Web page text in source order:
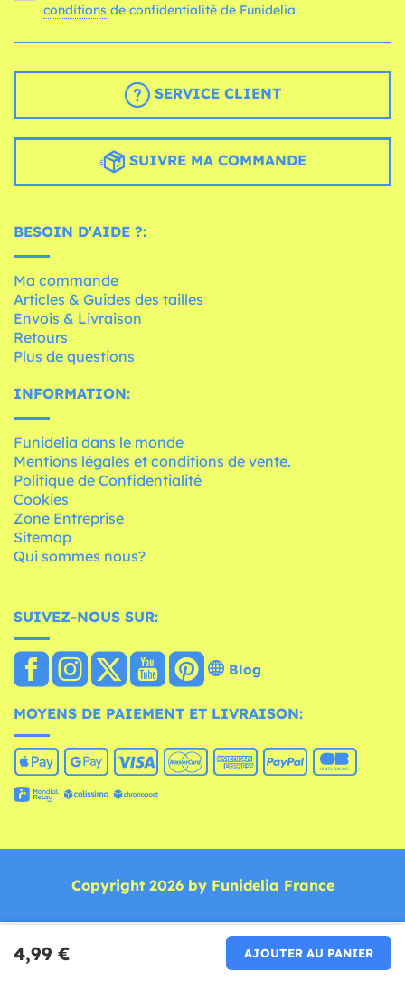
4,99 € AJOUTER AU PANIER
conditions de confidentialité de Funidelia.
SERVICE CLIENT
SUIVRE MA COMMANDE
BESOIN D'AIDE ?:
Ma commande
Articles & Guides des tailles
Envois & Livraison
Retours
Plus de questions
INFORMATION:
Funidelia dans le monde
Mentions légales et conditions de vente.
Politique de Confidentialité
Cookies
Zone Entreprise
Sitemap
Qui sommes nous?
SUIVEZ-NOUS SUR:
Blog
MOYENS DE PAIEMENT ET LIVRAISON:
Copyright 2026 by Funidelia France